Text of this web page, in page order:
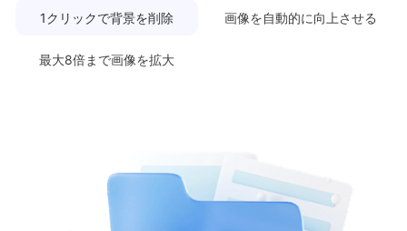
1クリックで背景を削除 画像を自動的に向上させる
最大8倍まで画像を拡大